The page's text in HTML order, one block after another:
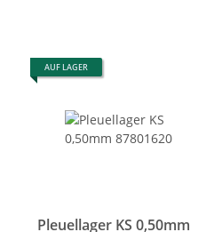
AUF LAGER
Pleuellager KS 0,50mm